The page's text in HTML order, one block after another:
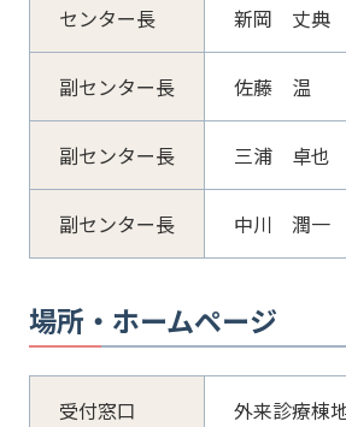
センター長 新岡 丈典
副センター長 佐藤 温
副センター長 三浦 卓也
副センター長 中川 潤一
場所・ホームページ
受付窓口 外来診療棟